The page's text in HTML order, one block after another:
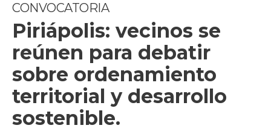
CONVOCATORIA
Piriápolis: vecinos se
reúnen para debatir
sobre ordenamiento
territorial y desarrollo
sostenible.